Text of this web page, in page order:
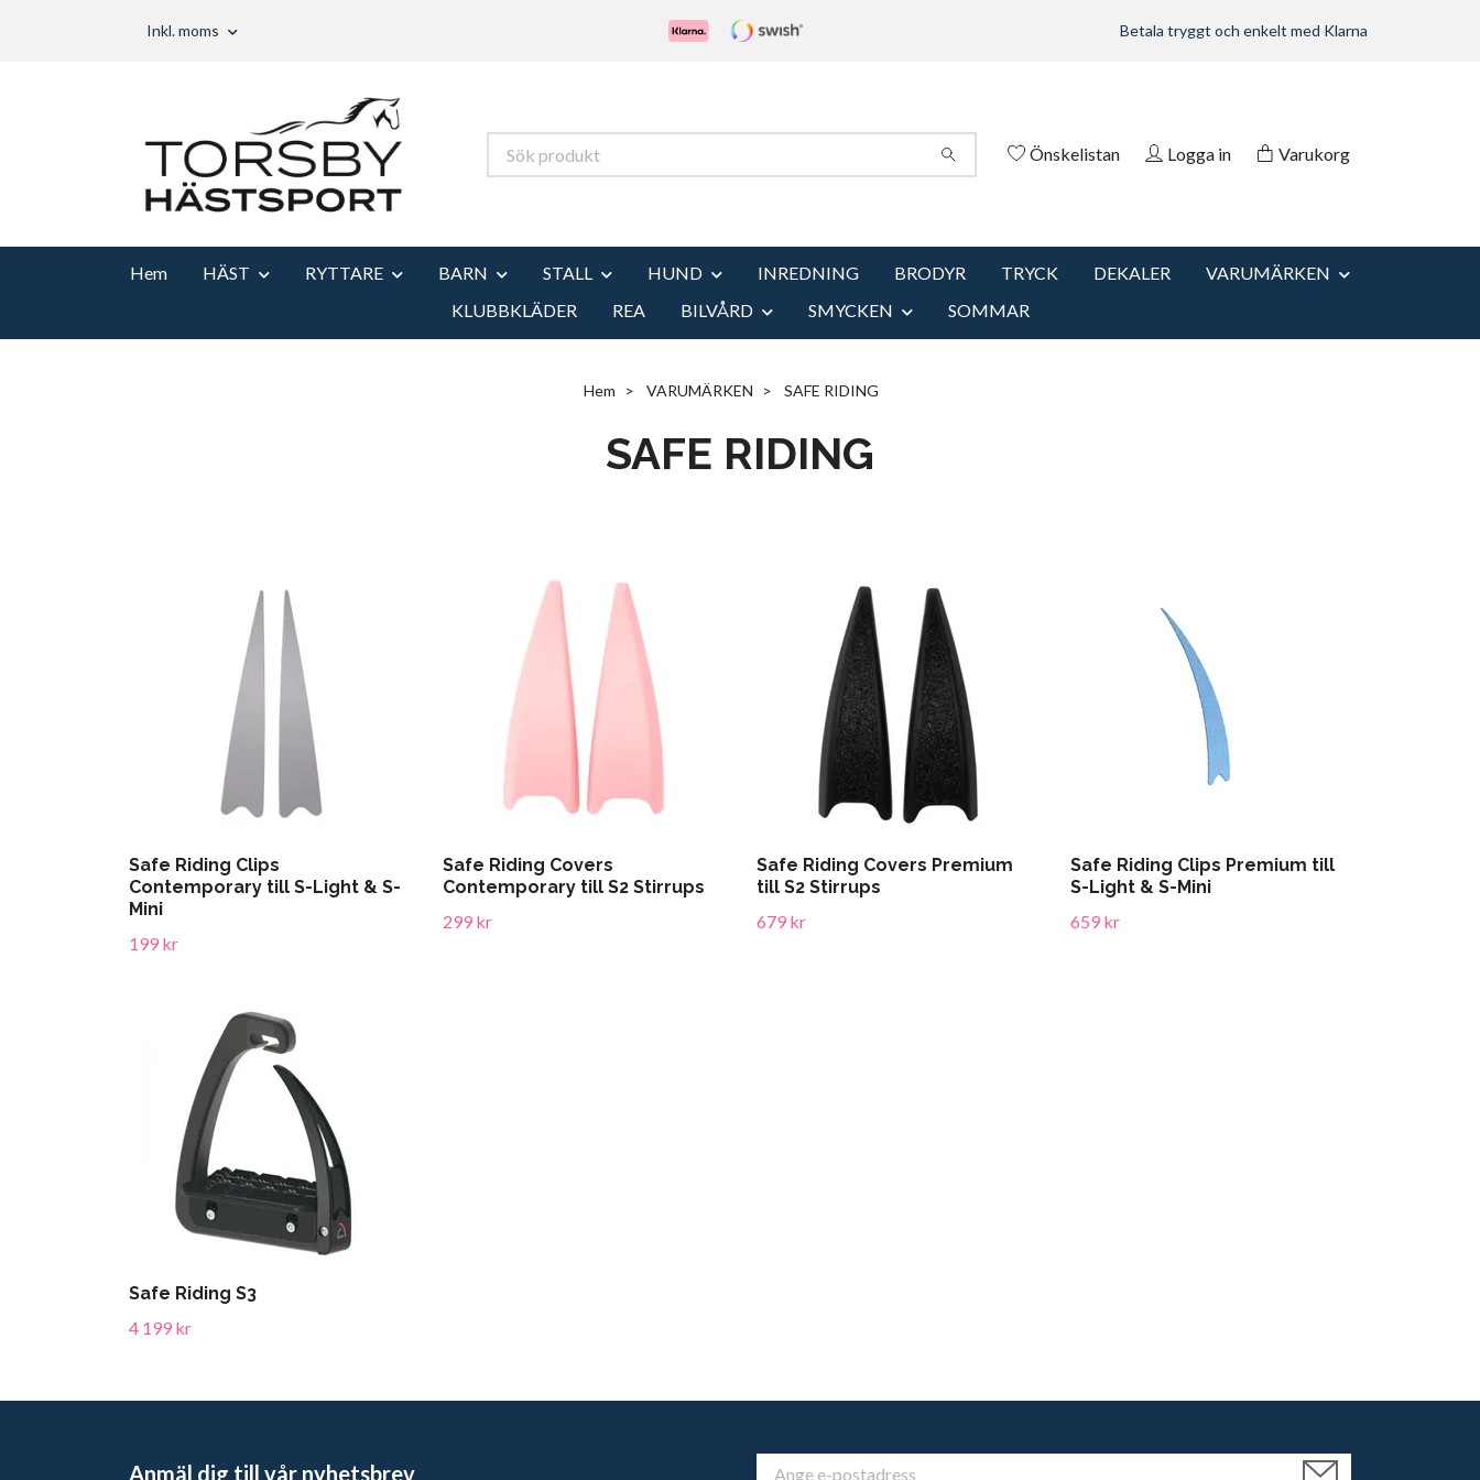
Inkl. moms Betala tryggt och enkelt med Klarna
Önskelistan Logga in Varukorg
Hem HÄST RYTTARE BARN STALL HUND INREDNING BRODYR TRYCK DEKALER
VARUMÄRKEN
KLUBBKLÄDER
REA BILVÅRD SMYCKEN SOMMAR
Hem VARUMÄRKEN SAFE RIDING
SAFE RIDING
Safe Riding Clips
Contemporary till S-Light & S-
Mini
199 kr
Safe Riding Covers
Contemporary till S2 Stirrups
299 kr
Safe Riding Covers Premium
till S2 Stirrups
679 kr
Safe Riding Clips Premium till
S-Light & S-Mini
659 kr
Safe Riding S3
4 199 kr
Anmäl dig till vår nyhetsbrev